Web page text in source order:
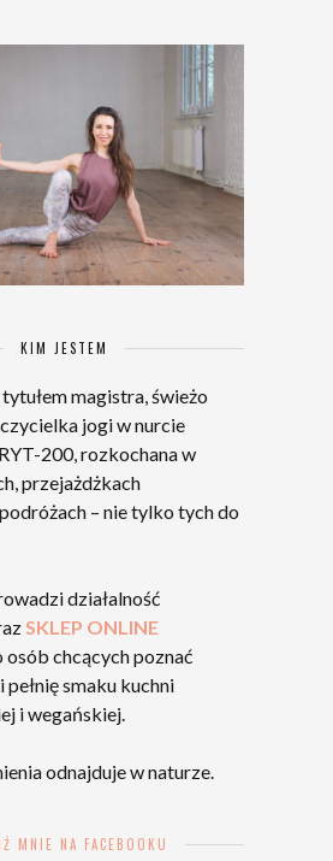
KIM JESTEM
magistra, świeżo
jogi w nurcie
200, rozkochana w
przejażdżkach
– nie tylko tych do
działalność
SKLEP ONLINE
osób chcących poznać
smaku kuchni
i wegańskiej.
odnajduje w naturze.
MNIE NA FACEBOOKU